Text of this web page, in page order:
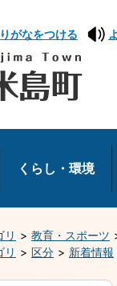
がなをつける
くらし・環境
リ 教育・スポーツ
リ 区分 新着情報